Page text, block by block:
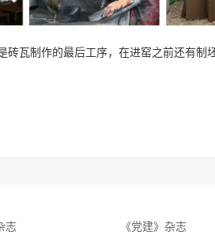
砖瓦制作的最后工序，在进窑之前还有制
志 《党建》杂志